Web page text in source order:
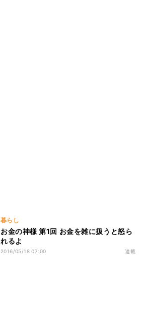
暮らし
お金の神様 第1回 お金を雑に扱うと怒ら
れるよ
2016/05/18 07:00 連載